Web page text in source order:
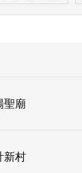
聖廟
新村